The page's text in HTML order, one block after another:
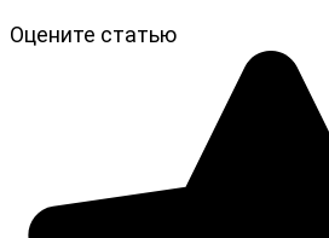
Оцените статью